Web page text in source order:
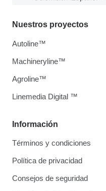
Información
Términos y condiciones
Política de privacidad
Consejos de seguridad
Nuestros proyectos
Autoline™
Machineryline™
Agroline™
Linemedia Digital ™